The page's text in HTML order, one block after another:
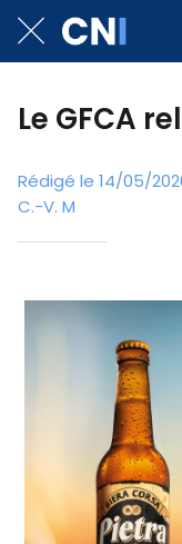
Le GFCA
Rédigé le 14/05/
C.-V. M